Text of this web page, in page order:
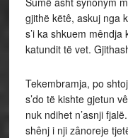
gjithë këtê, askuj nga
s’i ka shkuem
katundit të vet.
Tekembramja, po
s’do të kishte gjetun
nuk ndihet n’asnji
shênj i nji zânoreje